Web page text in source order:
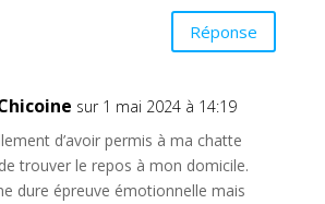
Réponse
sur 1 mai 2024 à 14:19
d’avoir permis à ma chatte
trouver le repos à mon domicile.
dure épreuve émotionnelle mais